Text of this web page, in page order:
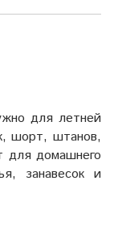
для летней
шорт, штанов,
для домашнего
занавесок и